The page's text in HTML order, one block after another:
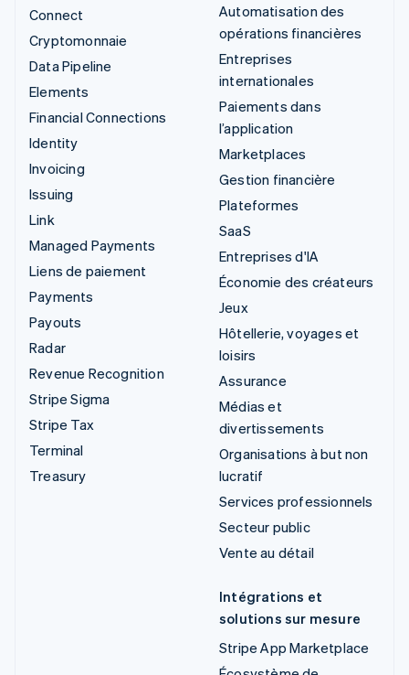
Connect
Cryptomonnaie
Data Pipeline
Elements
Financial Connections
Identity
Invoicing
Issuing
Link
Managed Payments
Liens de paiement
Payments
Payouts
Radar
Revenue Recognition
Stripe Sigma
Stripe Tax
Terminal
Treasury
Automatisation des
opérations financières
Entreprises
internationales
Paiements dans
l’application
Marketplaces
Gestion financière
Plateformes
SaaS
Entreprises d'IA
Économie des créateurs
Jeux
Hôtellerie, voyages et
loisirs
Assurance
Médias et
divertissements
Organisations à but non
lucratif
Services professionnels
Secteur public
Vente au détail
Intégrations et
solutions sur mesure
Stripe App Marketplace